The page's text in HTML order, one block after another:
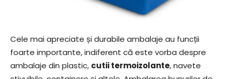
Cele mai apreciate și durabile ambalaje au funcții
foarte importante, indiferent că este vorba despre
ambalaje din plastic, cutii termoizolante, navete